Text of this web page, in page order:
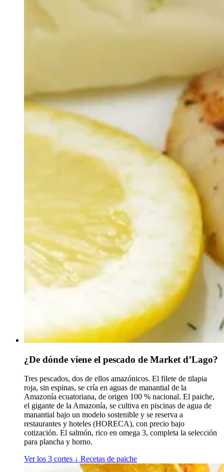
¿De dónde viene el pescado de Market d’Lago?
Tres pescados, dos de ellos amazónicos. El filete de tilapia
roja, sin espinas, se cría en aguas de manantial de la
Amazonía ecuatoriana, de origen 100 % nacional. El paiche,
el gigante de la Amazonía, se cultiva en piscinas de agua de
manantial bajo un modelo sostenible y se reserva a
restaurantes y hoteles (HORECA), con precio bajo
cotización. El salmón, rico en omega 3, completa la selección
para plancha y horno.
Ver los 3 cortes ↓ Recetas de paiche